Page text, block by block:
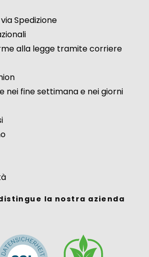
Spedizione
alla legge tramite corriere
nei fine settimana e nei giorni
la nostra azienda